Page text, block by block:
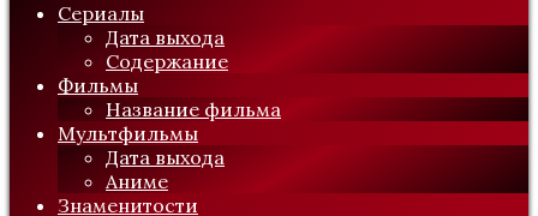
Сериалы
Дата выхода
Содержание
Фильмы
Название фильма
Мультфильмы
Дата выхода
Аниме
Знаменитости